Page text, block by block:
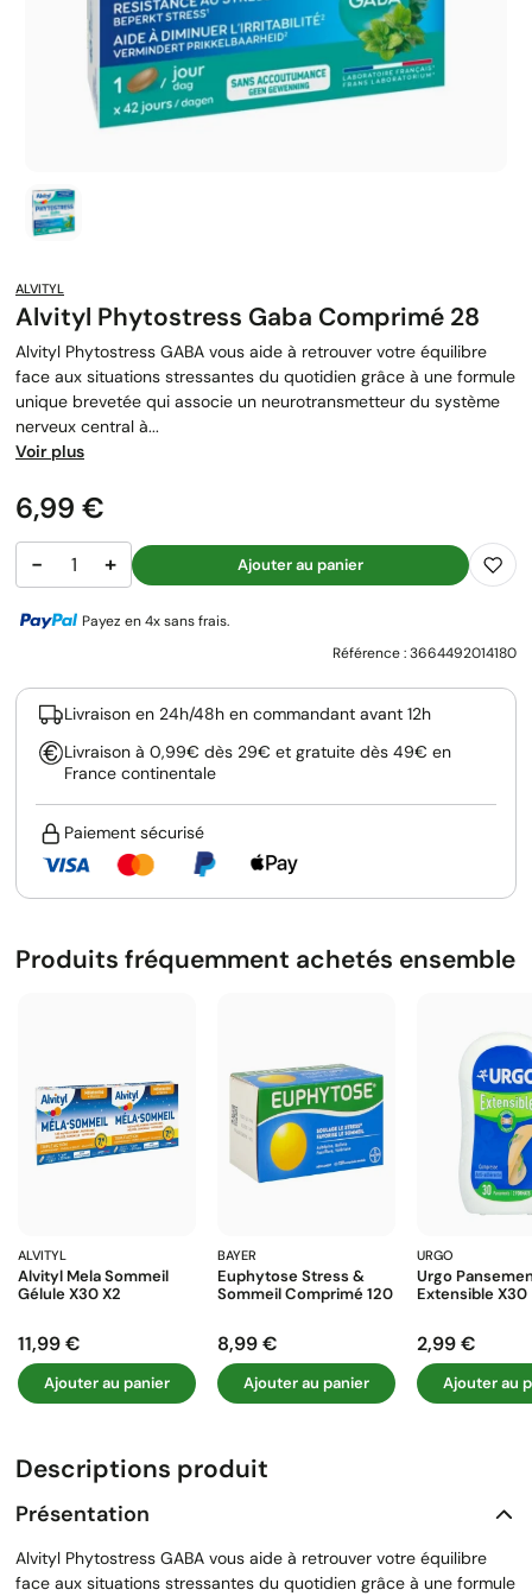
ALVITYL
Alvityl Phytostress Gaba Comprimé 28
Alvityl Phytostress GABA vous aide à retrouver votre équilibre
face aux situations stressantes du quotidien grâce à une formule
unique brevetée qui associe un neurotransmetteur du système
nerveux central à...
Voir plus
Prix
6,99 €
− + Ajouter au panier
Payez en 4x sans frais.
Référence :3664492014180
Livraison en 24h/48h en commandant avant 12h
Livraison à 0,99€ dès 29€ et gratuite dès 49€ en
France continentale
Paiement sécurisé
Produits fréquemment achetés ensemble
ALVITYL
Alvityl Mela Sommeil
Gélule X30 X2
Prix
11,99 €
Ajouter au panier
BAYER
Euphytose Stress &
Sommeil Comprimé 120
Prix
8,99 €
Ajouter au panier
URGO
Urgo
Extensible X30
Prix
2,99 €
Ajouter au
Descriptions produit
Présentation
Alvityl Phytostress GABA vous aide à retrouver votre équilibre
face aux situations stressantes du quotidien grâce à une formule